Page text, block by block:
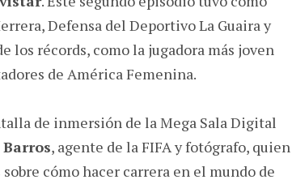
Defensa del Deportivo La Guaira y
los récords, como la jugadora más joven
de América Femenina.
de inmersión de la Mega Sala Digital
, agente de la FIFA y fotógrafo, quien
cómo hacer carrera en el mundo de